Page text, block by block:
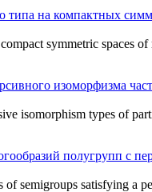
типа на компактных
symmetric spaces of
изоморфизма
isomorphism types of
полугрупп с
of semigroups satisfying a